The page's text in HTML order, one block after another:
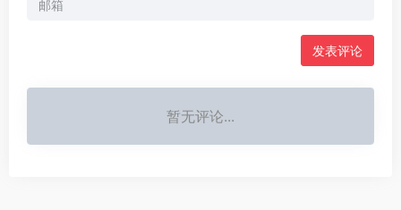
发表评论
暂无评论...